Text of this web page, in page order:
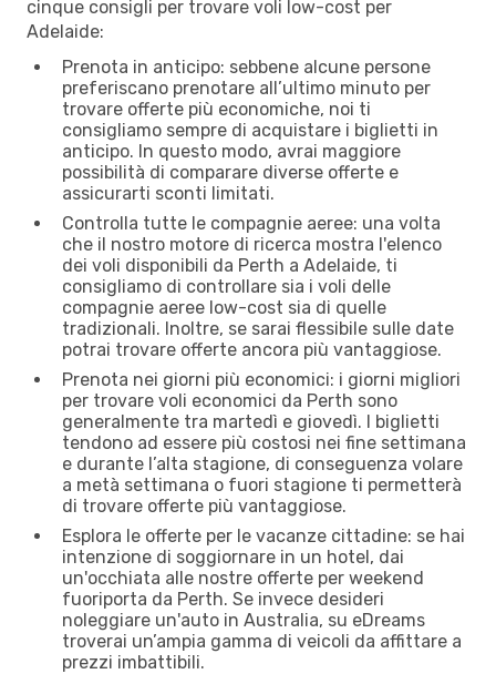
cinque consigli per trovare voli low-cost per
Adelaide:
Prenota in anticipo: sebbene alcune persone
preferiscano prenotare all’ultimo minuto per
trovare offerte più economiche, noi ti
consigliamo sempre di acquistare i biglietti in
anticipo. In questo modo, avrai maggiore
possibilità di comparare diverse offerte e
assicurarti sconti limitati.
Controlla tutte le compagnie aeree: una volta
che il nostro motore di ricerca mostra l'elenco
dei voli disponibili da Perth a Adelaide, ti
consigliamo di controllare sia i voli delle
compagnie aeree low-cost sia di quelle
tradizionali. Inoltre, se sarai flessibile sulle date
potrai trovare offerte ancora più vantaggiose.
Prenota nei giorni più economici: i giorni migliori
per trovare voli economici da Perth sono
generalmente tra martedì e giovedì. I biglietti
tendono ad essere più costosi nei fine settimana
e durante l’alta stagione, di conseguenza volare
a metà settimana o fuori stagione ti permetterà
di trovare offerte più vantaggiose.
Esplora le offerte per le vacanze cittadine: se hai
intenzione di soggiornare in un hotel, dai
un'occhiata alle nostre offerte per weekend
fuoriporta da Perth. Se invece desideri
noleggiare un'auto in Australia, su eDreams
troverai un’ampia gamma di veicoli da affittare a
prezzi imbattibili.